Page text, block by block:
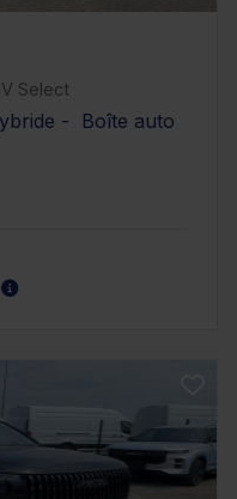
Select
- Boîte auto